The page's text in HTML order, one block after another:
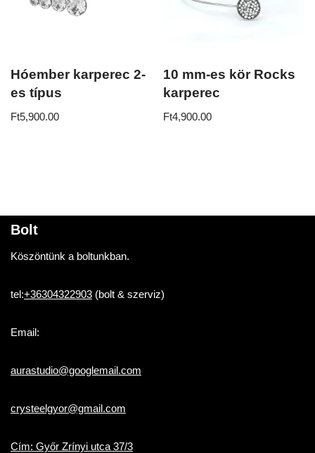
Hóember karperec 2-
es típus
Ft5,900.00
10 mm-es kör Rocks
karperec
Ft4,900.00
Bolt
Köszöntünk a boltunkban.
tel:+36304322903 (bolt & szerviz)
Email:
aurastudio@googlemail.com
crysteelgyor@gmail.com
Cím: Győr Zrínyi utca 37/3